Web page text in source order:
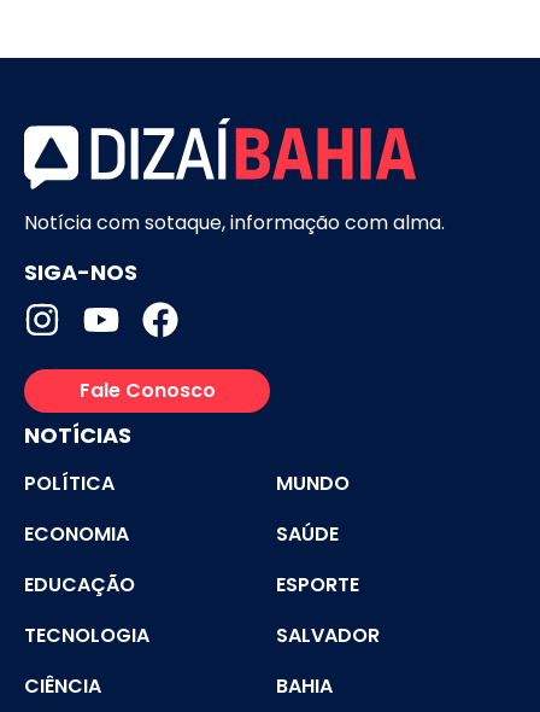
Notícia com sotaque, informação com alma.
SIGA-NOS
Fale Conosco
NOTÍCIAS
POLÍTICA
MUNDO
ECONOMIA
SAÚDE
EDUCAÇÃO
ESPORTE
TECNOLOGIA
SALVADOR
CIÊNCIA
BAHIA